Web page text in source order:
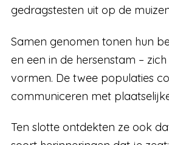
gedragstesten uit op de
Samen genomen tonen hun
en een in de hersenstam –
vormen. De twee populaties
communiceren met
Ten slotte ontdekten ze ook